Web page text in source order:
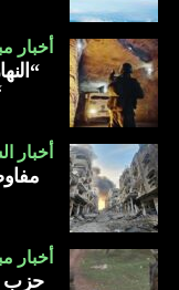
أخبار
أخبار
أخبار
حزب